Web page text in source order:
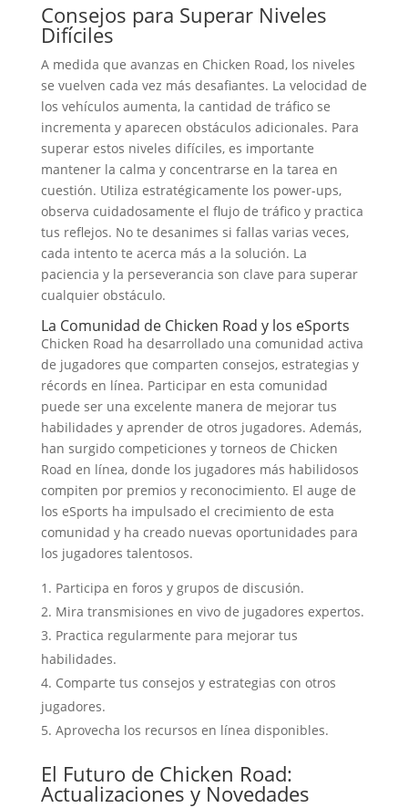
Consejos para Superar Niveles
Difíciles
A medida que avanzas en Chicken Road, los niveles
se vuelven cada vez más desafiantes. La velocidad de
los vehículos aumenta, la cantidad de tráfico se
incrementa y aparecen obstáculos adicionales. Para
superar estos niveles difíciles, es importante
mantener la calma y concentrarse en la tarea en
cuestión. Utiliza estratégicamente los power-ups,
observa cuidadosamente el flujo de tráfico y practica
tus reflejos. No te desanimes si fallas varias veces,
cada intento te acerca más a la solución. La
paciencia y la perseverancia son clave para superar
cualquier obstáculo.
La Comunidad de Chicken Road y los eSports
Chicken Road ha desarrollado una comunidad activa
de jugadores que comparten consejos, estrategias y
récords en línea. Participar en esta comunidad
puede ser una excelente manera de mejorar tus
habilidades y aprender de otros jugadores. Además,
han surgido competiciones y torneos de Chicken
Road en línea, donde los jugadores más habilidosos
compiten por premios y reconocimiento. El auge de
los eSports ha impulsado el crecimiento de esta
comunidad y ha creado nuevas oportunidades para
los jugadores talentosos.
Participa en foros y grupos de discusión.
Mira transmisiones en vivo de jugadores expertos.
Practica regularmente para mejorar tus
habilidades.
Comparte tus consejos y estrategias con otros
jugadores.
Aprovecha los recursos en línea disponibles.
El Futuro de Chicken Road:
Actualizaciones y Novedades